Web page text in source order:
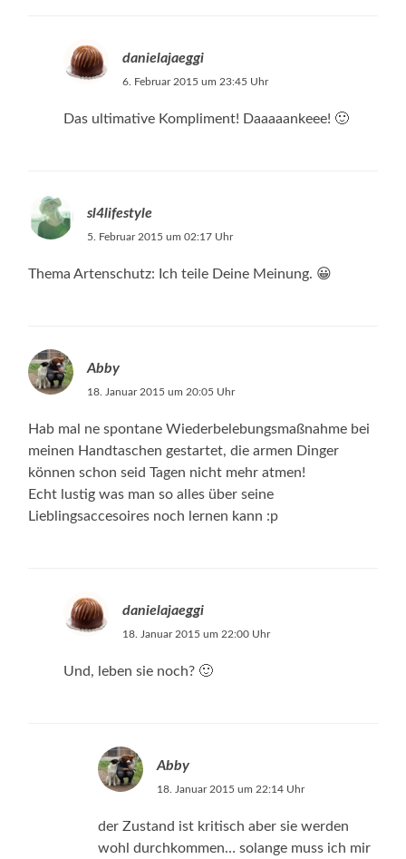
danielajaeggi
6. Februar 2015 um 23:45 Uhr
Das ultimative Kompliment! Daaaaankeee! 🙂
sl4lifestyle
5. Februar 2015 um 02:17 Uhr
Thema Artenschutz: Ich teile Deine Meinung. 😀
Abby
18. Januar 2015 um 20:05 Uhr
Hab mal ne spontane Wiederbelebungsmaßnahme bei
meinen Handtaschen gestartet, die armen Dinger
können schon seid Tagen nicht mehr atmen!
Echt lustig was man so alles über seine
Lieblingsaccesoires noch lernen kann :p
danielajaeggi
18. Januar 2015 um 22:00 Uhr
Und, leben sie noch? 🙂
Abby
18. Januar 2015 um 22:14 Uhr
der Zustand ist kritisch aber sie werden
wohl durchkommen… solange muss ich mir